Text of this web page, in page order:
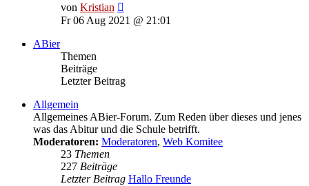
von Kristian
Beitrag
Fr 06 Aug 2021 @ 21:01
ABier
Themen
Beiträge
Letzter Beitrag
Allgemein
Allgemeines ABier-Forum. Zum Reden über dieses und jenes
was das Abitur und die Schule betrifft.
Moderatoren: Moderatoren, Web Komitee
23 Themen
227 Beiträge
Letzter Beitrag Hallo Freunde